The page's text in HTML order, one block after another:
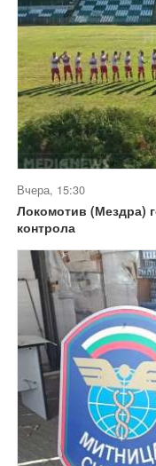
Вчера, 15:30
Локомотив (Мездра)
контрола